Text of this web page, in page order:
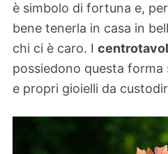
è simbolo di fortuna e,
bene tenerla in casa in
chi ci è caro. I
possiedono questa forma
e propri gioielli da